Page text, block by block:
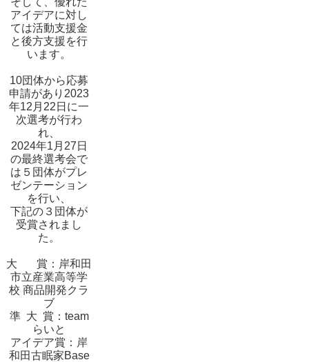
アイデアに対し
ては活動支援金
と後方支援を行
います。
10団体から応募
申請があり2023
年12月22日に一
次選考が行わ
れ、
2024年1月27日
の最終選考会で
は５団体がプレ
ゼンテーション
を行い、
下記の３団体が
受賞されまし
た。
大 賞：岸和田
市立産業高等学
校 商品開発クラ
ブ
準 大 賞：team
らいと
アイデア賞：岸
和田古眠家Base